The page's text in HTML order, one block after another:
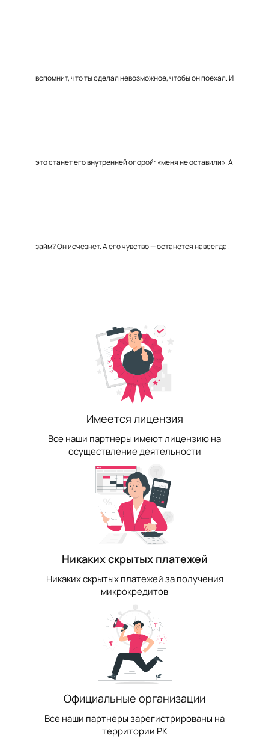
вспомнит, что ты сделал невозможное, чтобы он поехал. И
это станет его внутренней опорой: «меня не оставили». А
займ? Он исчезнет. А его чувство — останется навсегда.
Имеется лицензия
Все наши партнеры имеют лицензию на
осуществление деятельности
Никаких скрытых платежей
Никаких скрытых платежей за получения
микрокредитов
Официальные организации
Все наши партнеры зарегистрированы на
территории РК